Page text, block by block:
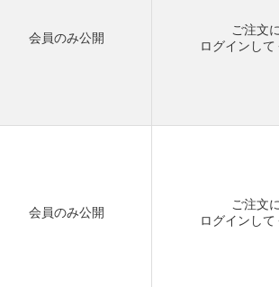
会員のみ公開
ご注文
ログイン し
会員のみ公開
ご注文
ログイン し